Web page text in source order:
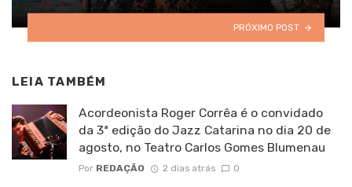
PRÓXIMO POST
LEIA TAMBÉM
Acordeonista Roger Corrêa é o convidado
da 3ª edição do Jazz Catarina no dia 20 de
agosto, no Teatro Carlos Gomes Blumenau
Por REDAÇÃO 2 dias atrás 0